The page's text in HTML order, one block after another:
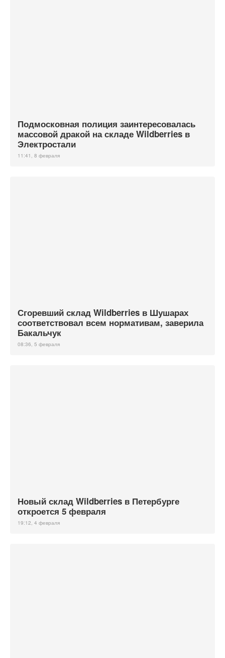
Подмосковная полиция заинтересовалась
массовой дракой на складе Wildberries в
Электростали
11:41, 8 февраля
Сгоревший склад Wildberries в Шушарах
соответствовал всем нормативам, заверила
Бакальчук
08:36, 5 февраля
Новый склад Wildberries в Петербурге
откроется 5 февраля
19:12, 4 февраля